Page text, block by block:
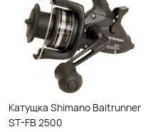
Катущка Shimano Baitrunner
ST-FB 2500